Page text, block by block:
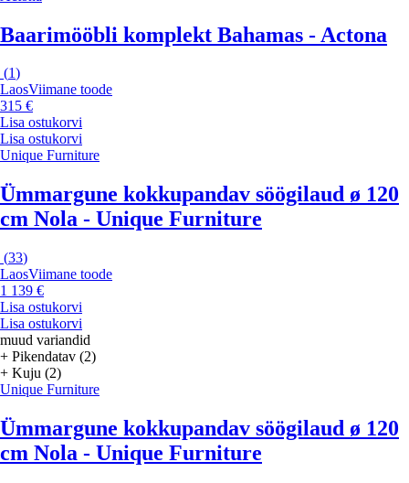
Baarimööbli komplekt Bahamas - Actona
(1)
LaosViimane toode
315 €
Lisa ostukorvi
Lisa ostukorvi
Unique Furniture
Ümmargune kokkupandav söögilaud ø 120
cm Nola - Unique Furniture
(33)
LaosViimane toode
1 139 €
Lisa ostukorvi
Lisa ostukorvi
muud variandid
+ Pikendatav (2)
+ Kuju (2)
Unique Furniture
Ümmargune kokkupandav söögilaud ø 120
cm Nola - Unique Furniture